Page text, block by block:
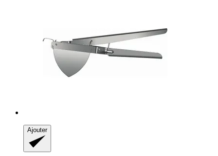
Ajouter